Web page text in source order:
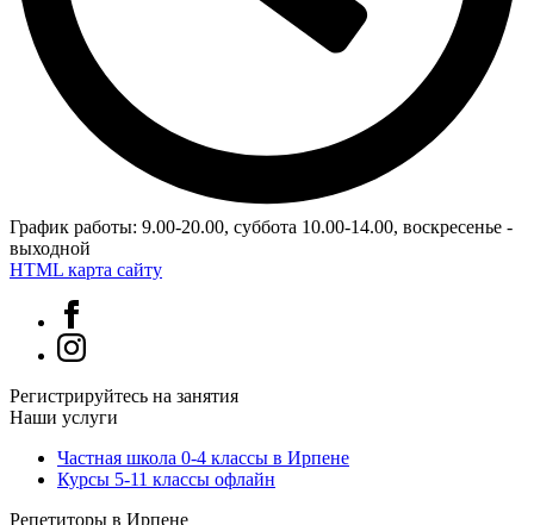
График работы: 9.00-20.00, суббота 10.00-14.00, воскресенье -
выходной
HTML карта сайту
Регистрируйтесь на занятия
Наши услуги
Частная школа 0-4 классы в Ирпене
Курсы 5-11 классы офлайн
Репетиторы в Ирпене